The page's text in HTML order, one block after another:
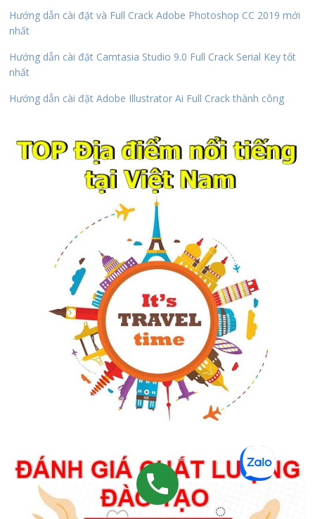
Hướng dẫn cài đặt và Full Crack Adobe Photoshop CC 2019 mới
nhất
Hướng dẫn cài đặt Camtasia Studio 9.0 Full Crack Serial Key tốt
nhất
Hướng dẫn cài đặt Adobe Illustrator Ai Full Crack thành công